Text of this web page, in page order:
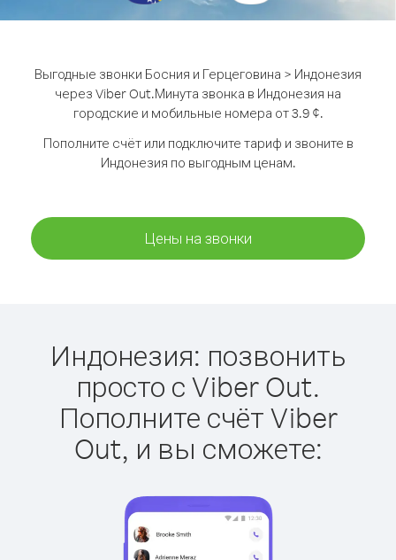
Выгодные звонки Босния и Герцеговина > Индонезия
через Viber Out.Минута звонка в Индонезия на
городские и мобильные номера от 3.9 ¢.
Пополните счёт или подключите тариф и звоните в
Индонезия по выгодным ценам.
Цены на звонки
Индонезия: позвонить
просто с Viber Out.
Пополните счёт Viber
Out, и вы сможете: